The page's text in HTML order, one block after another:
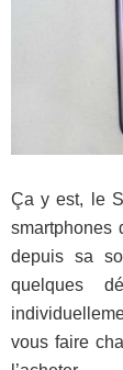
Ça y est, le
smartphones
depuis sa
quelques
vous faire